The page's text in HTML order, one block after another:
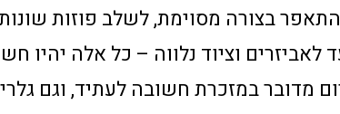
בצורה מסוימת, לשלב פוזות
לאביזרים וציוד נלווה – כל אלה יהיו
מדובר במזכרת חשובה לעתיד, וגם